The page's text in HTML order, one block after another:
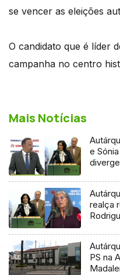
se vencer as eleições
O candidato que é líder
campanha no centro
Mais Notícias
e
realça
PS na